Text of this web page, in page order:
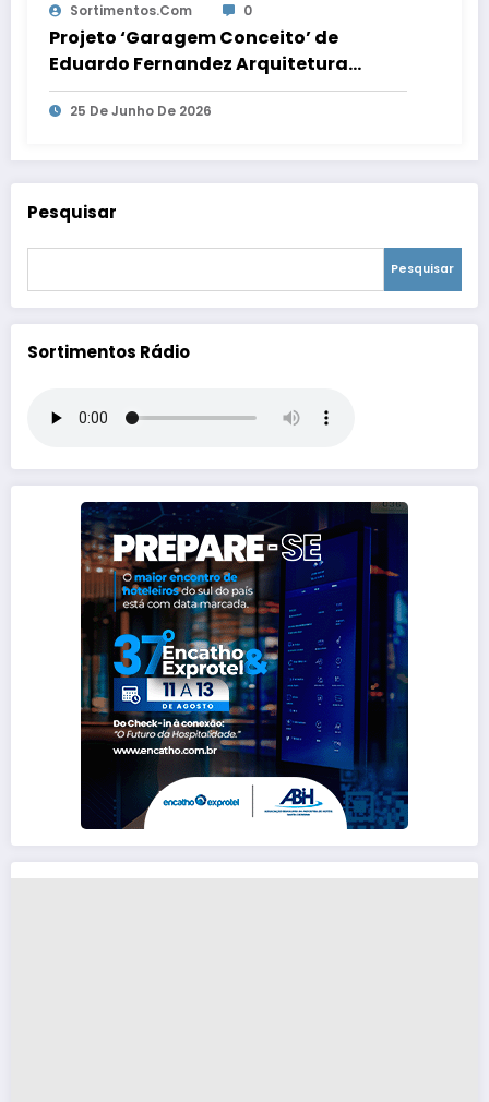
Sortimentos.com 0
Projeto ‘Garagem Conceito’ de
Eduardo Fernandez Arquitetura
transforma o espaço em ambiente de
convivência e recepção
25 De Junho De 2026
Pesquisar
Pesquisar
Sortimentos Rádio